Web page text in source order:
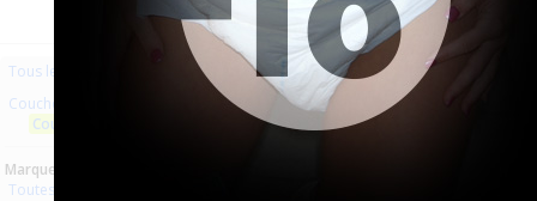
Tous les produits
Couches à usage unique
Couches droites et inserts
Marques :
Toutes les marques
Les plus récents Trier par nom
Aucun produit trouvé.